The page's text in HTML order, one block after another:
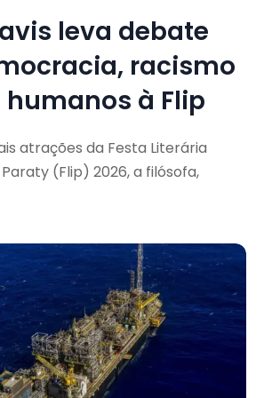
leva debate
racismo
à Flip
atrações da Festa Literária
(Flip) 2026, a filósofa,